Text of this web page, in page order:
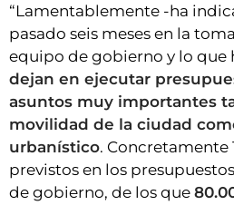
“Lamentablemente -ha
pasado seis meses en la
equipo de gobierno y lo que
dejan en ejecutar
asuntos muy importantes
movilidad de la ciudad
urbanístico. Concretamente
previstos en los
de gobierno, de los que